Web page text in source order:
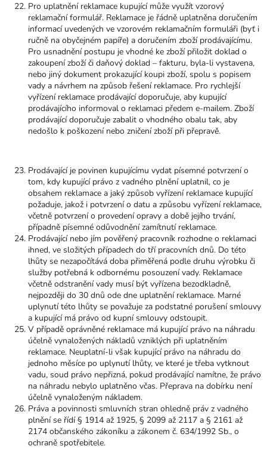
Pro uplatnění reklamace kupující může využít vzorový
reklamační formulář. Reklamace je řádně uplatněna doručením
informací uvedených ve vzorovém reklamačním formuláři (byť i
ručně na obyčejném papíře) a doručením zboží prodávajícímu.
Pro usnadnění postupu je vhodné ke zboží přiložit doklad o
zakoupení zboží či daňový doklad – fakturu, byla-li vystavena,
nebo jiný dokument prokazující koupi zboží, spolu s popisem
vady a návrhem na způsob řešení reklamace. Pro rychlejší
vyřízení reklamace prodávající doporučuje, aby kupující
prodávajícího informoval o reklamaci předem e-mailem. Zboží
prodávající doporučuje zabalit o vhodného obalu tak, aby
nedošlo k poškození nebo zničení zboží při přepravě.
Prodávající je povinen kupujícímu vydat písemné potvrzení o
tom, kdy kupující právo z vadného plnění uplatnil, co je
obsahem reklamace a jaký způsob vyřízení reklamace kupující
požaduje, jakož i potvrzení o datu a způsobu vyřízení reklamace,
včetně potvrzení o provedení opravy a době jejího trvání,
případně písemné odůvodnění zamítnutí reklamace.
Prodávající nebo jím pověřený pracovník rozhodne o reklamaci
ihned, ve složitých případech do tří pracovních dnů. Do této
lhůty se nezapočítává doba přiměřená podle druhu výrobku či
služby potřebná k odbornému posouzení vady. Reklamace
včetně odstranění vady musí být vyřízena bezodkladně,
nejpozději do 30 dnů ode dne uplatnění reklamace. Marné
uplynutí této lhůty se považuje za podstatné porušení smlouvy
a kupující má právo od kupní smlouvy odstoupit.
V případě oprávněné reklamace má kupující právo na náhradu
účelně vynaložených nákladů vzniklých při uplatněním
reklamace. Neuplatní-li však kupující právo na náhradu do
jednoho měsíce po uplynutí lhůty, ve které je třeba vytknout
vadu, soud právo nepřizná, pokud prodávající namítne, že právo
na náhradu nebylo uplatněno včas. Přeprava na dobírku není
účelně vynaloženým nákladem.
Práva a povinnosti smluvních stran ohledně práv z vadného
plnění se řídí § 1914 až 1925, § 2099 až 2117 a § 2161 až
2174 občanského zákoníku a zákonem č. 634/1992 Sb., o
ochraně spotřebitele.